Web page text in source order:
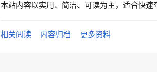
本站内容以实用、简洁、可读为主，适合快速
相关阅读 内容归档 更多资料